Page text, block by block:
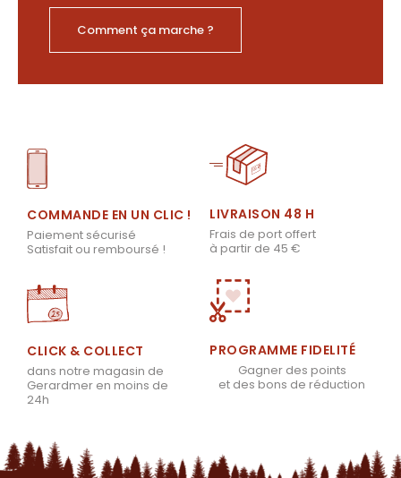
Comment ça marche ?
COMMANDE EN UN CLIC !
Paiement sécurisé
Satisfait ou remboursé !
LIVRAISON 48 H
Frais de port offert
à partir de 45 €
CLICK & COLLECT
dans notre magasin de
Gerardmer en moins de
24h
PROGRAMME FIDELITÉ
Gagner des points
et des bons de réduction